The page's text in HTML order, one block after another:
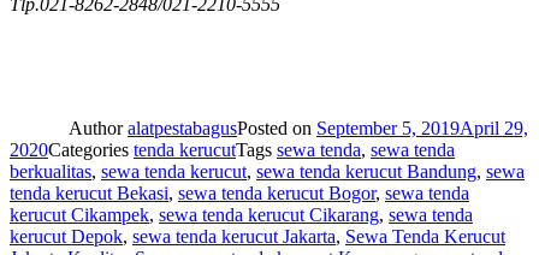
AuthoralatpestabagusPosted on September 5, 2019April 29,
2020Categories tenda kerucutTags sewa tenda, sewa tenda
berkualitas, sewa tenda kerucut, sewa tenda kerucut Bandung, sewa
tenda kerucut Bekasi, sewa tenda kerucut Bogor, sewa tenda
kerucut Cikampek, sewa tenda kerucut Cikarang, sewa tenda
kerucut Depok, sewa tenda kerucut Jakarta, Sewa Tenda Kerucut